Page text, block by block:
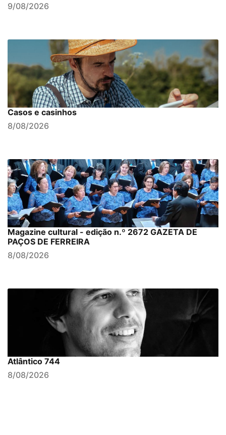
9/08/2026
Casos e casinhos
8/08/2026
Magazine cultural - edição n.º 2672 GAZETA DE
PAÇOS DE FERREIRA
8/08/2026
Atlântico 744
8/08/2026